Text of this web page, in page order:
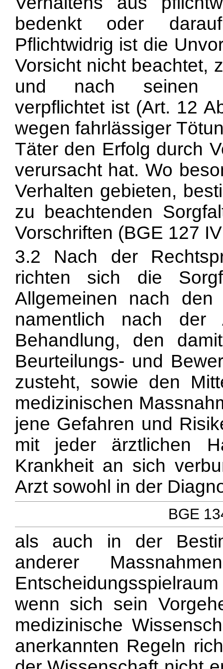
bedenkt oder
Pflichtwidrig ist die
Vorsicht nicht beachtet,
und nach seinen
verpflichtet ist (Art. 12
wegen fahrlässiger
Täter den Erfolg durch
verursacht hat. Wo
Verhalten gebieten,
zu beachtenden
Vorschriften (BGE 127
3.2 Nach der
richten sich die
Allgemeinen nach den
namentlich nach
Behandlung, den
Beurteilungs- und
zusteht, sowie den
medizinischen
jene Gefahren und
mit jeder ärztlichen
Krankheit an sich
Arzt sowohl in der
BGE
als auch in der
anderer
wenn sich sein
medizinische
anerkannten Regeln